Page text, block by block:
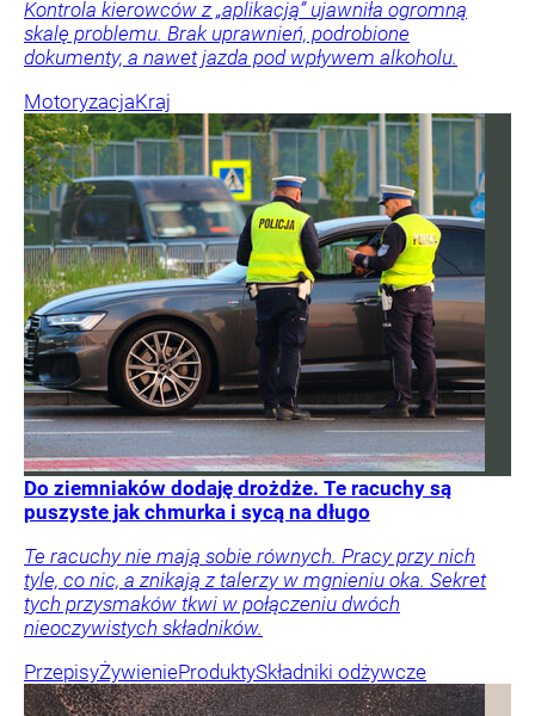
Kontrola kierowców z „aplikacją” ujawniła ogromną
skalę problemu. Brak uprawnień, podrobione
dokumenty, a nawet jazda pod wpływem alkoholu.
MotoryzacjaKraj
Do ziemniaków dodaję drożdże. Te racuchy są
puszyste jak chmurka i sycą na długo
Te racuchy nie mają sobie równych. Pracy przy nich
tyle, co nic, a znikają z talerzy w mgnieniu oka. Sekret
tych przysmaków tkwi w połączeniu dwóch
nieoczywistych składników.
PrzepisyŻywienieProduktySkładniki odżywcze